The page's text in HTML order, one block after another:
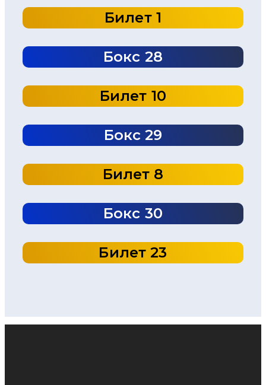
Билет 1
Бокс 28
Билет 10
Бокс 29
Билет 8
Бокс 30
Билет 23